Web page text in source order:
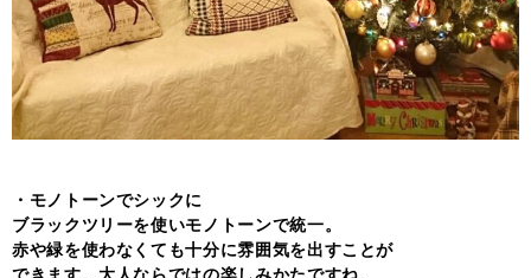
・モノトーンでシックに
ブラックツリーを使いモノトーンで統一。
赤や緑を使わなくても十分に雰囲気を出すことが